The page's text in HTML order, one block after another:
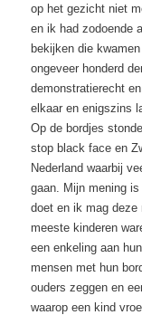
op het gezicht niet
en ik had zodoende
bekijken die
ongeveer honderd
demonstratierecht
elkaar en enigszins
Op de bordjes
stop black face en
Nederland waarbij
gaan. Mijn mening
doet en ik mag deze
meeste kinderen
een enkeling aan
mensen met hun
ouders zeggen en
waarop een kind